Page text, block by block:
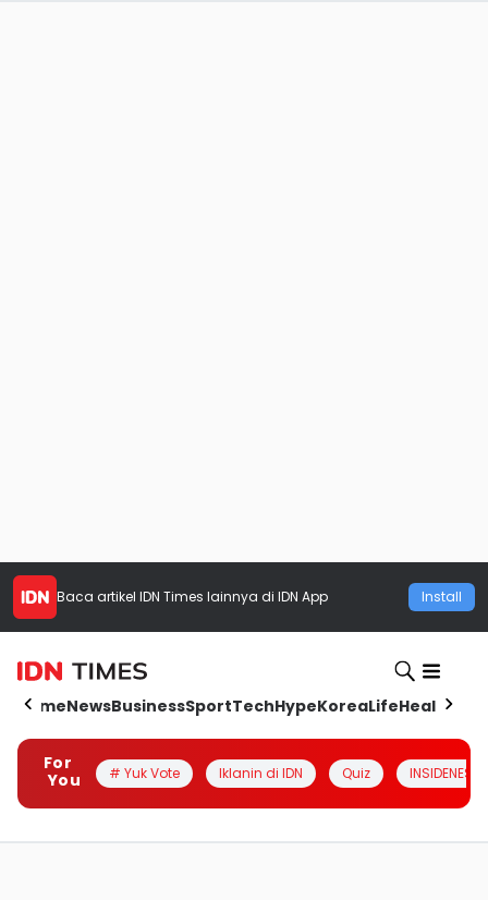
Baca artikel IDN Times lainnya di IDN App Install
HomeNewsBusinessSportTechHypeKoreaLifeHealth
For
You
# Yuk Vote Iklanin di IDN Quiz INSIDENESIA